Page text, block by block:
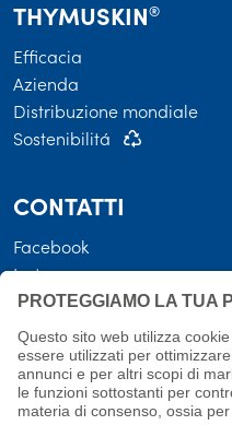
THYMUSKIN®
Efficacia
Azienda
Distribuzione mondiale
Sostenibilitá
CONTATTI
Facebook
Instagram
LEGALE
Termini e condizioni
Protezione dei dati